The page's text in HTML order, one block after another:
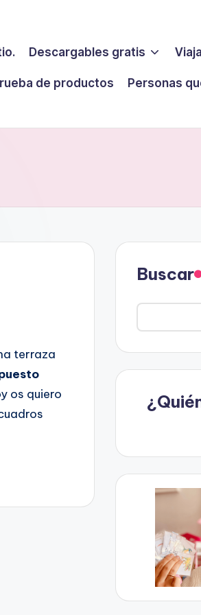
Descargables gratis
de productos Personas
terraza
os quiero
Buscar